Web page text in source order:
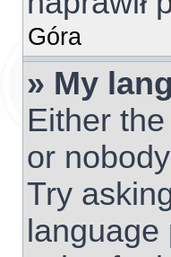
Góra
» My
Either
or
Try